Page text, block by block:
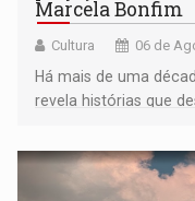
Marcela Bonfim
Cultura 06 de
Há mais de uma
revela histórias que
negras